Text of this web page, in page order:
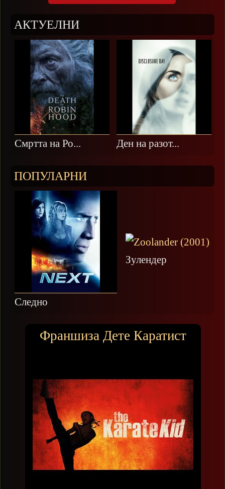
АКТУЕЛНИ
Смртта на Ро... Ден на разот...
ПОПУЛАРНИ
Следно
Зулендер
Франшиза Дете Каратист